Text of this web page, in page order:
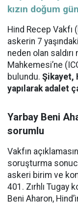
kızın doğum
Hind Recep Vakfı
askerin 7
neden olan
Mahkemesi’ne
bulundu. Şikayet,
yapılarak adalet
Yarbay Beni
sorumlu
Vakfın
soruşturma
askeri birim ve
401. Zırhlı Tugay
Beni Aharon,